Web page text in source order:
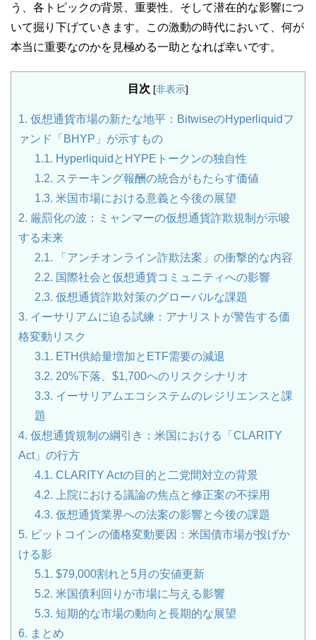
う、各トピックの背景、重要性、そして潜在的な影響につ
いて掘り下げていきます。この激動の時代において、何が
本当に重要なのかを見極める一助となれば幸いです。
目次 [非表示]
1. 仮想通貨市場の新たな地平：BitwiseのHyperliquidフ
ァンド「BHYP」が示すもの
1.1. HyperliquidとHYPEトークンの独自性
1.2. ステーキング報酬の統合がもたらす価値
1.3. 米国市場における意義と今後の展望
2. 厳罰化の波：ミャンマーの仮想通貨詐欺規制が示唆
する未来
2.1. 「アンチオンライン詐欺法案」の衝撃的な内容
2.2. 国際社会と仮想通貨コミュニティへの影響
2.3. 仮想通貨詐欺対策のグローバルな課題
3. イーサリアムに迫る試練：アナリストが警告する価
格変動リスク
3.1. ETH供給量増加とETF需要の減退
3.2. 20%下落、$1,700へのリスクシナリオ
3.3. イーサリアムエコシステムのレジリエンスと課
題
4. 仮想通貨規制の綱引き：米国における「CLARITY
Act」の行方
4.1. CLARITY Actの目的と二党間対立の背景
4.2. 上院における議論の焦点と修正案の不採用
4.3. 仮想通貨業界への法案の影響と今後の課題
5. ビットコインの価格変動要因：米国債市場が投げか
ける影
5.1. $79,000割れと5月の安値更新
5.2. 米国債利回りが市場に与える影響
5.3. 短期的な市場の動向と長期的な展望
6. まとめ